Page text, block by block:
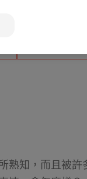
熟知，而且被